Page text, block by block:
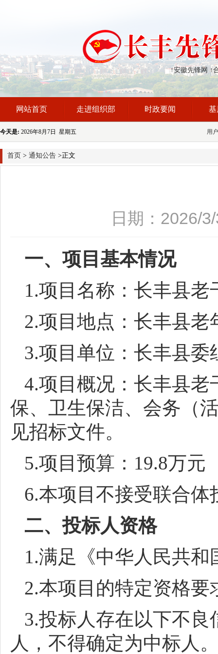
↑安徽先锋网 ↑
网站首页 走进组织部 时政要闻 基
今天是: 2026年8月7日 星期五 用
首页 > 通知公告 >正文
日期：
一、项目基本情况
1.项目名称：长丰县
2.项目地点：长丰县
3.项目单位：长丰县委
4.项目概况：长丰县
保、卫生保洁、会务（
见招标文件。
5.项目预算：19.8万元
6.本项目不接受联合体
二、投标人资格
1.满足《中华人民共
2.本项目的特定资格要
3.投标人存在以下不
人，不得确定为中标人